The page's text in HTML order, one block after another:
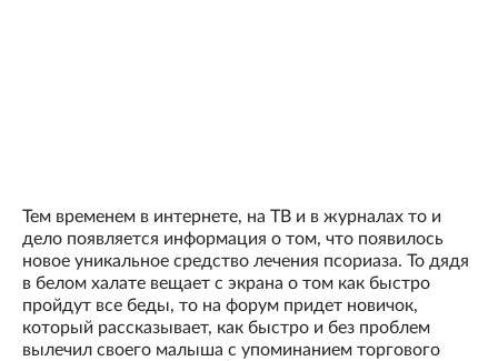
Тем временем в интернете, на ТВ и в журналах то и
дело появляется информация о том, что появилось
новое уникальное средство лечения псориаза. То дядя
в белом халате вещает с экрана о том как быстро
пройдут все беды, то на форум придет новичок,
который рассказывает, как быстро и без проблем
вылечил своего малыша с упоминанием торгового